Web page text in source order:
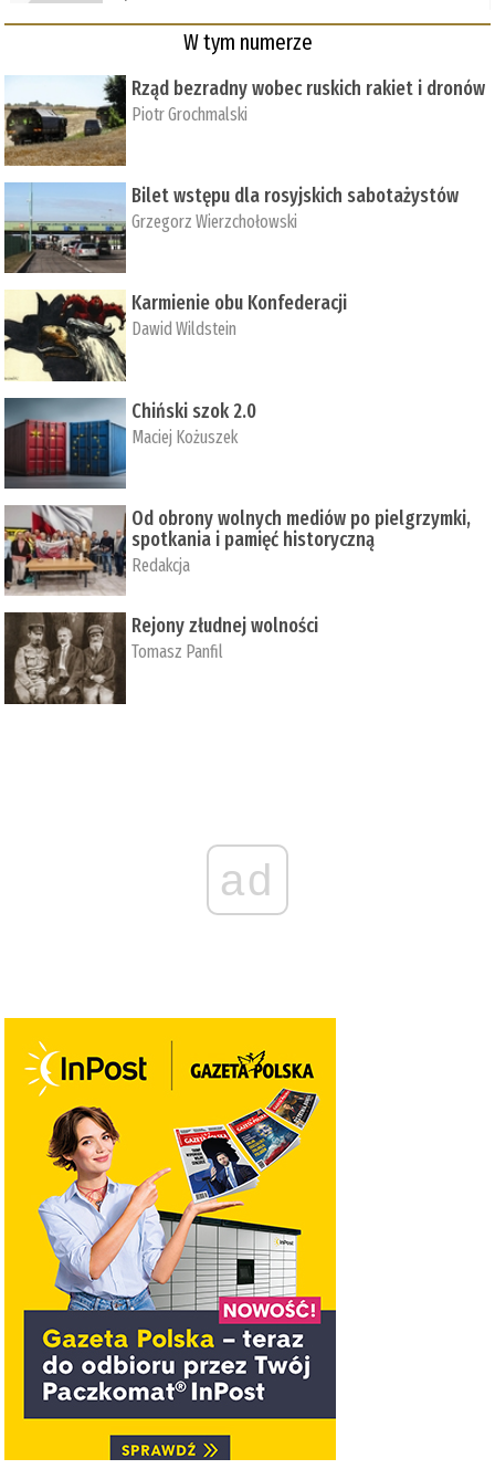
W tym numerze
Rząd bezradny wobec ruskich rakiet i dronów
Piotr Grochmalski
Bilet wstępu dla rosyjskich sabotażystów
Grzegorz Wierzchołowski
Karmienie obu Konfederacji
Dawid Wildstein
Chiński szok 2.0
Maciej Kożuszek
Od obrony wolnych mediów po pielgrzymki,
spotkania i pamięć historyczną
Redakcja
Rejony złudnej wolności
Tomasz Panfil
ad